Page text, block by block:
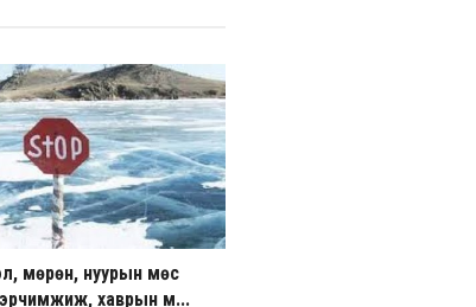
мөрөн, нуурын мөс
хаврын м...